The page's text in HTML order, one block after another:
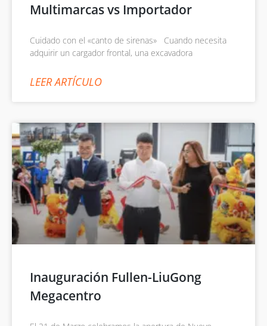
Multimarcas vs Importador
Cuidado con el «canto de sirenas» Cuando necesita
adquirir un cargador frontal, una excavadora
LEER ARTÍCULO
Inauguración Fullen-LiuGong
Megacentro